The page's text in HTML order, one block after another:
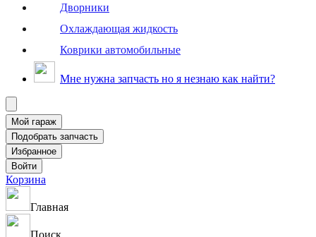
Дворники
Охлаждающая жидкость
Коврики автомобильные
Мне нужна запчасть но я незнаю как найти?
Корзина
Главная
Поиск